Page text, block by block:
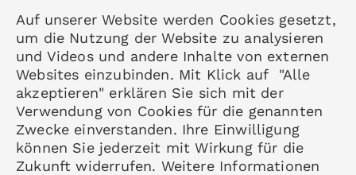
Kontakt
Datenschutz
Impressum
Mitgliedschaft
Rheumatologie
Karriere
Auf unserer Website werden Cookies gesetzt,
um die Nutzung der Website zu analysieren
und Videos und andere Inhalte von externen
Websites einzubinden. Mit Klick auf "Alle
akzeptieren" erklären Sie sich mit der
Verwendung von Cookies für die genannten
Zwecke einverstanden. Ihre Einwilligung
können Sie jederzeit mit Wirkung für die
Zukunft widerrufen. Weitere Informationen